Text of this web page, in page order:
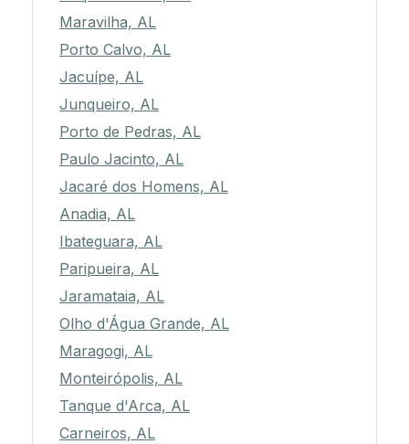
Maravilha, AL
Porto Calvo, AL
Jacuípe, AL
Junqueiro, AL
Porto de Pedras, AL
Paulo Jacinto, AL
Jacaré dos Homens, AL
Anadia, AL
Ibateguara, AL
Paripueira, AL
Jaramataia, AL
Olho d'Água Grande, AL
Maragogi, AL
Monteirópolis, AL
Tanque d'Arca, AL
Carneiros, AL